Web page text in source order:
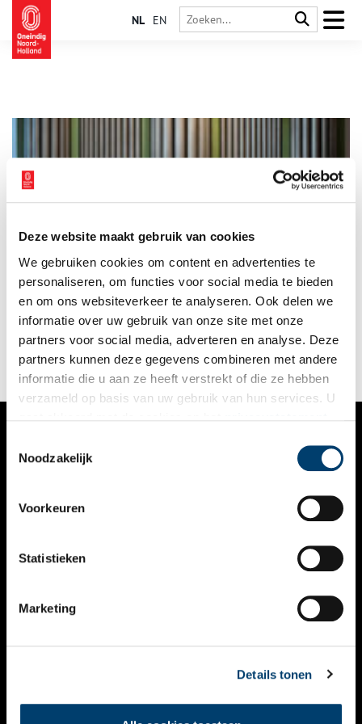
Deze website maakt gebruik van cookies
We gebruiken cookies om content en advertenties te
personaliseren, om functies voor social media te bieden
en om ons websiteverkeer te analyseren. Ook delen we
informatie over uw gebruik van onze site met onze
partners voor social media, adverteren en analyse. Deze
partners kunnen deze gegevens combineren met andere
informatie die u aan ze heeft verstrekt of die ze hebben
verzameld op basis van uw gebruik van hun services. U
Noodzakelijk
Voorkeuren
Statistieken
Marketing
Details tonen
NL EN
Vanaf maart 2026 opent het Luther Museum de
tentoonstelling ‘Onder de Zwaan’, een tentoonstelling over
levend luthers erfgoed uit heel Nederland. Ontdek bijzondere
objecten, persoonlijke verhalen en inspirerende tradities. Een
tentoonstelling over zorg, verbinding en een eigen stem – die
laat zien wat het betekent om luthers te zijn, toen én nu.
7 min
VERHALEN
KALENDER
THEMA’S
VIDEO’S
CONTACT